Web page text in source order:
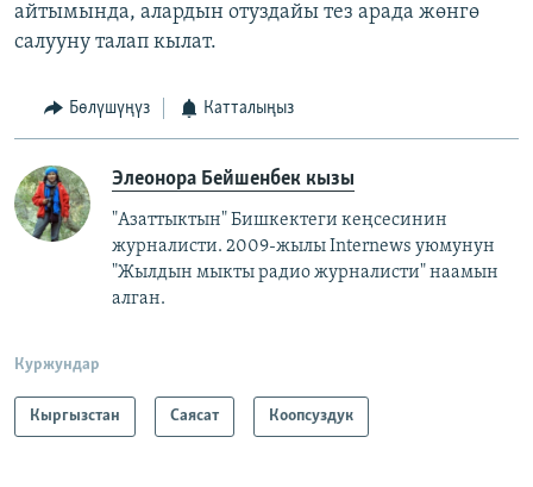
айтымында, алардын отуздайы тез арада жөнгө
салууну талап кылат.
Бөлүшүңүз Катталыңыз
Элеонора Бейшенбек кызы
"Азаттыктын" Бишкектеги кеңсесинин
журналисти. 2009-жылы Internews уюмунун
"Жылдын мыкты радио журналисти" наамын
алган.
Куржундар
Кыргызстан Саясат Коопсуздук